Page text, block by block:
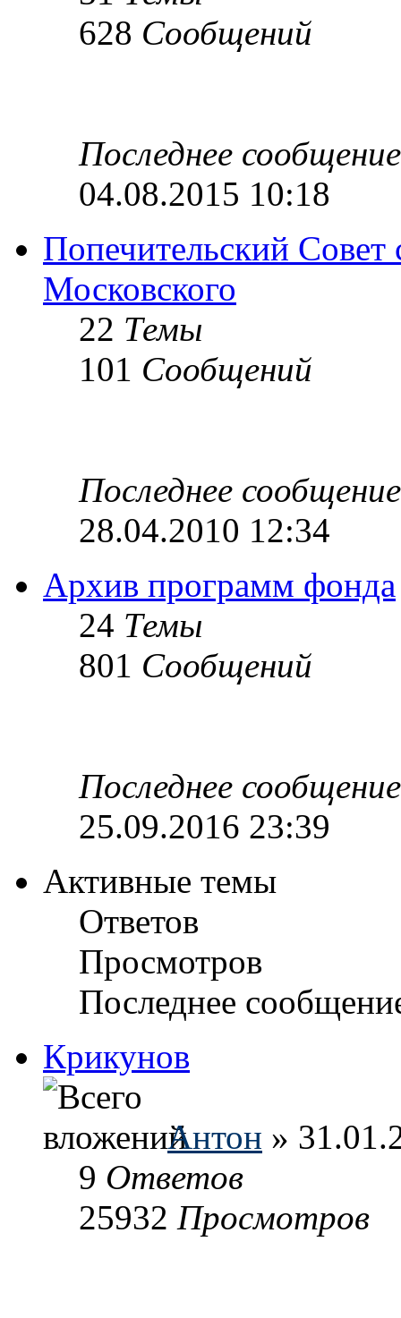
628 Сообщений
Последнее сообщение
04.08.2015 10:18
Попечительский Совет
Московского
22 Темы
101 Сообщений
Последнее сообщение
28.04.2010 12:34
Архив программ фонда
24 Темы
801 Сообщений
Последнее сообщение
25.09.2016 23:39
Активные темы
Ответов
Просмотров
Последнее
Крикунов
Антон »
9 Ответов
25932 Просмотров